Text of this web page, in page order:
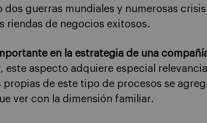
guerras mundiales y numerosas crisis
riendas de negocios exitosos.
en la estrategia de una
este aspecto adquiere especial
de este tipo de procesos se
ver con la dimensión familiar.